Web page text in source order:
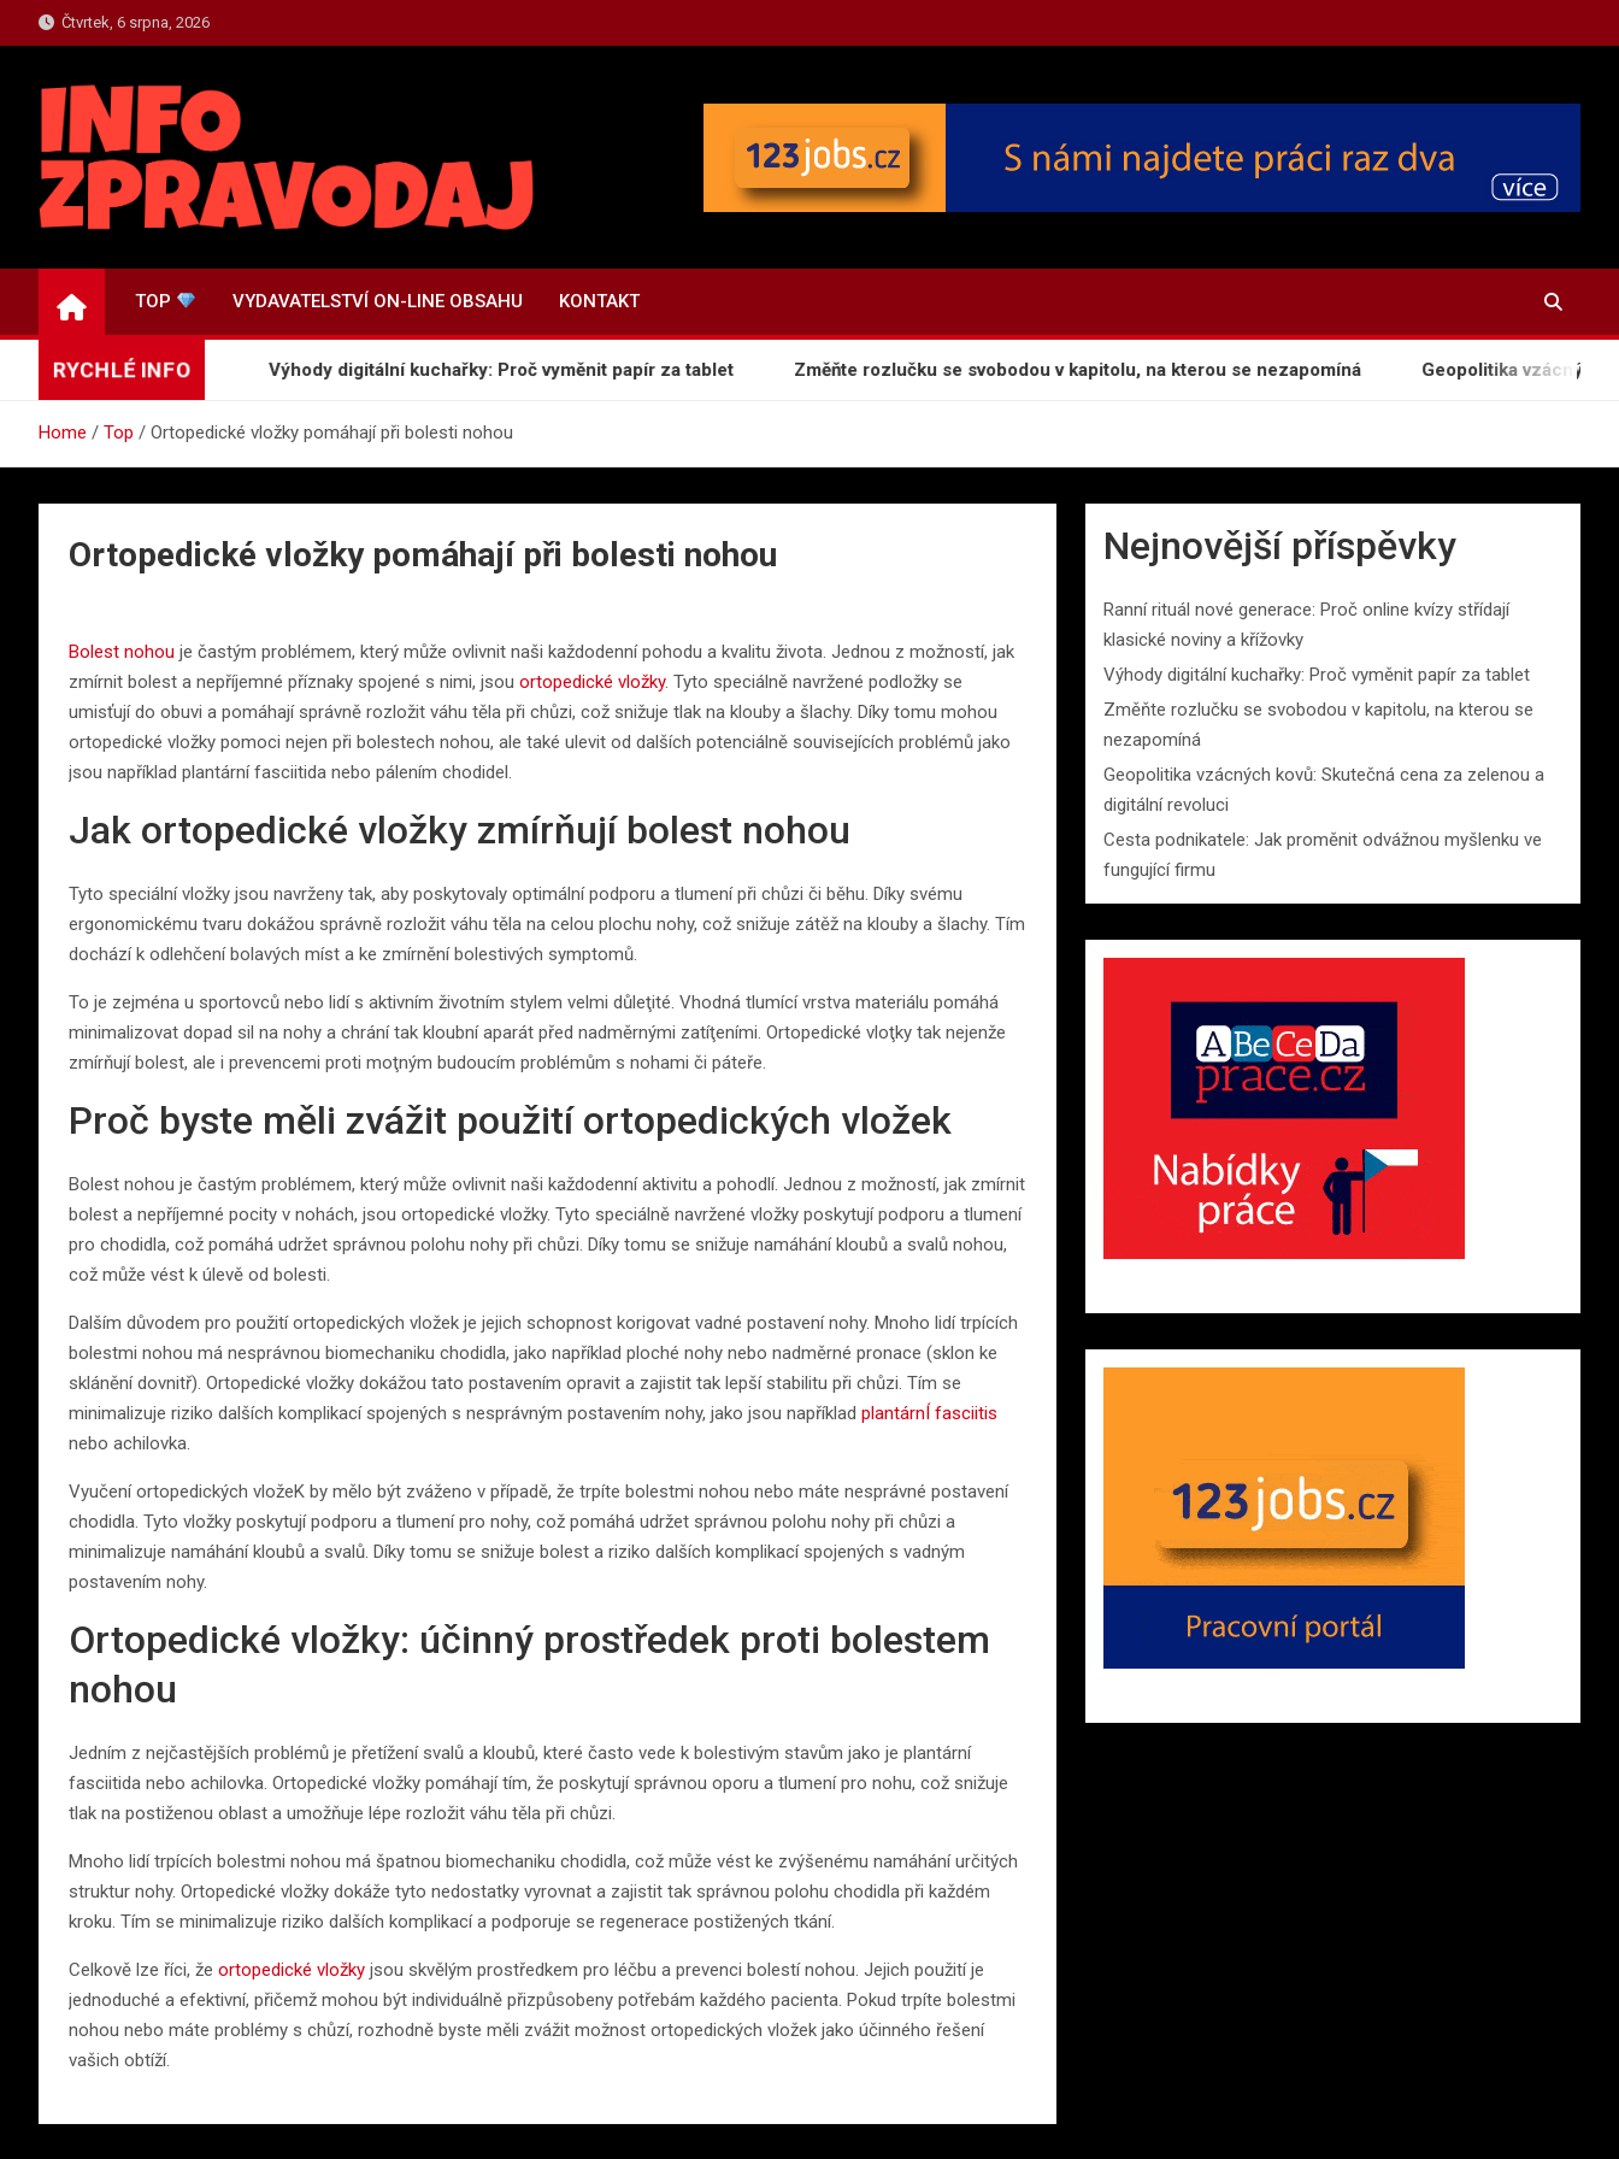
to
Čtvrtek, 6 srpna, 2026
TOP.INFO-ZPRAVODAJ.CZ
TOP VYDAVATELSTVÍ ON-LINE OBSAHU KONTAKT
RYCHLÉ INFO
noviny a křížovky Výhody digitální kuchařky: Proč vyměnit papír za tablet Změňte rozlučku se svobodou v kapitolu, na kterou se nezapomíná Geopolitika vzácných
Home Top Ortopedické vložky pomáhají při bolesti nohou
Ortopedické vložky pomáhají při bolesti nohou
Bolest nohou je častým problémem, který může ovlivnit naši každodenní pohodu a kvalitu života. Jednou z možností, jak
zmírnit bolest a nepříjemné příznaky spojené s nimi, jsou ortopedické vložky. Tyto speciálně navržené podložky se
umisťují do obuvi a pomáhají správně rozložit váhu těla při chůzi, což snižuje tlak na klouby a šlachy. Díky tomu mohou
ortopedické vložky pomoci nejen při bolestech nohou, ale také ulevit od dalších potenciálně souvisejících problémů jako
jsou například plantární fasciitida nebo pálením chodidel.
Jak ortopedické vložky zmírňují bolest nohou
Tyto speciální vložky jsou navrženy tak, aby poskytovaly optimální podporu a tlumení při chůzi či běhu. Díky svému
ergonomickému tvaru dokážou správně rozložit váhu těla na celou plochu nohy, což snižuje zátěž na klouby a šlachy. Tím
dochází k odlehčení bolavých míst a ke zmírnění bolestivých symptomů.
To je zejména u sportovců nebo lidí s aktivním životním stylem velmi důleţité. Vhodná tlumící vrstva materiálu pomáhá
minimalizovat dopad sil na nohy a chrání tak kloubní aparát před nadměrnými zatíţeními. Ortopedické vloţky tak nejenže
zmírňují bolest, ale i prevencemi proti moţným budoucím problémům s nohami či páteře.
Proč byste měli zvážit použití ortopedických vložek
Bolest nohou je častým problémem, který může ovlivnit naši každodenní aktivitu a pohodlí. Jednou z možností, jak zmírnit
bolest a nepříjemné pocity v nohách, jsou ortopedické vložky. Tyto speciálně navržené vložky poskytují podporu a tlumení
pro chodidla, což pomáhá udržet správnou polohu nohy při chůzi. Díky tomu se snižuje namáhání kloubů a svalů nohou,
což může vést k úlevě od bolesti.
Dalším důvodem pro použití ortopedických vložek je jejich schopnost korigovat vadné postavení nohy. Mnoho lidí trpících
bolestmi nohou má nesprávnou biomechaniku chodidla, jako například ploché nohy nebo nadměrné pronace (sklon ke
sklánění dovnitř). Ortopedické vložky dokážou tato postavením opravit a zajistit tak lepší stabilitu při chůzi. Tím se
minimalizuje riziko dalších komplikací spojených s nesprávným postavením nohy, jako jsou například plantárnÍ fasciitis
nebo achilovka.
Vyučení ortopedických vložeK by mělo být zváženo v případě, že trpíte bolestmi nohou nebo máte nesprávné postavení
chodidla. Tyto vložky poskytují podporu a tlumení pro nohy, což pomáhá udržet správnou polohu nohy při chůzi a
minimalizuje namáhání kloubů a svalů. Díky tomu se snižuje bolest a riziko dalších komplikací spojených s vadným
postavením nohy.
Ortopedické vložky: účinný prostředek proti bolestem
nohou
Jedním z nejčastějších problémů je přetížení svalů a kloubů, které často vede k bolestivým stavům jako je plantární
fasciitida nebo achilovka. Ortopedické vložky pomáhají tím, že poskytují správnou oporu a tlumení pro nohu, což snižuje
tlak na postiženou oblast a umožňuje lépe rozložit váhu těla při chůzi.
Mnoho lidí trpících bolestmi nohou má špatnou biomechaniku chodidla, což může vést ke zvýšenému namáhání určitých
struktur nohy. Ortopedické vložky dokáže tyto nedostatky vyrovnat a zajistit tak správnou polohu chodidla při každém
kroku. Tím se minimalizuje riziko dalších komplikací a podporuje se regenerace postižených tkání.
Celkově lze říci, že ortopedické vložky jsou skvělým prostředkem pro léčbu a prevenci bolestí nohou. Jejich použití je
jednoduché a efektivní, přičemž mohou být individuálně přizpůsobeny potřebám každého pacienta. Pokud trpíte bolestmi
nohou nebo máte problémy s chůzí, rozhodně byste měli zvážit možnost ortopedických vložek jako účinného řešení
vašich obtíží.
Nejnovější příspěvky
Ranní rituál nové generace: Proč online kvízy střídají
klasické noviny a křížovky
Výhody digitální kuchařky: Proč vyměnit papír za tablet
Změňte rozlučku se svobodou v kapitolu, na kterou se
nezapomíná
Geopolitika vzácných kovů: Skutečná cena za zelenou a
digitální revoluci
Cesta podnikatele: Jak proměnit odvážnou myšlenku ve
fungující firmu